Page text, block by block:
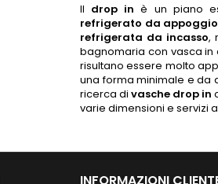
Il drop in è un piano
refrigerato da appoggio
refrigerata da incasso,
bagnomaria con vasca in
risultano essere molto
una forma minimale e da
ricerca divasche drop in
varie dimensioni e servizi
INFORMAZIONI